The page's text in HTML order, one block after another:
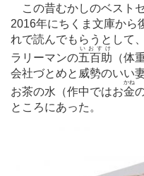
この昔むかしのベスト
2016年にちくま文庫から
れで読んでもらうとして
ラリーマンの五百助
いおすけ
（体
会社づとめと威勢のいい
お茶の水（作中ではお金
かね
ところにあった。